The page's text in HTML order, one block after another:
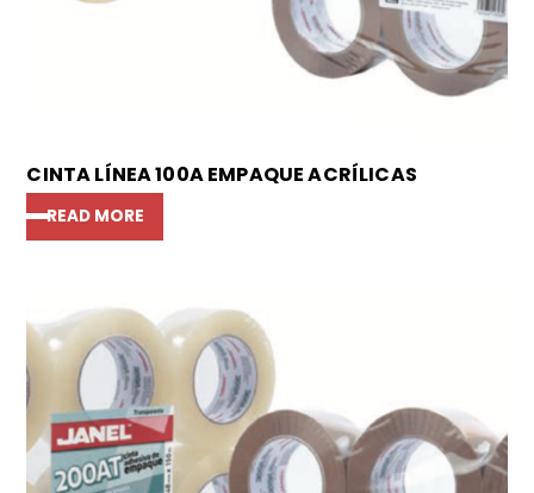
CINTA LÍNEA 100A EMPAQUE ACRÍLICAS
READ MORE